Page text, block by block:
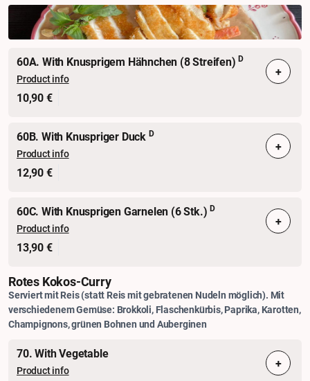
60A. With Knusprigem Hähnchen (8 Streifen)D
Product info
10,90 €
+
60B. With Knuspriger Duck D
Product info
12,90 €
+
60C. With Knusprigen Garnelen (6 Stk.)D
Product info
13,90 €
+
Rotes Kokos-Curry
Serviert mit Reis (statt Reis mit gebratenen Nudeln möglich). Mit
verschiedenem Gemüse: Brokkoli, Flaschenkürbis, Paprika, Karotten,
Champignons, grünen Bohnen und Auberginen
70. With Vegetable
Product info +